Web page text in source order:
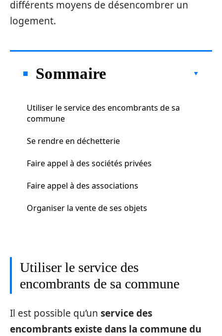
différents moyens de désencombrer un
logement.
Sommaire
Utiliser le service des encombrants de sa
commune
Se rendre en déchetterie
Faire appel à des sociétés privées
Faire appel à des associations
Organiser la vente de ses objets
Utiliser le service des
encombrants de sa commune
Il est possible qu’un service des
encombrants existe dans la commune du